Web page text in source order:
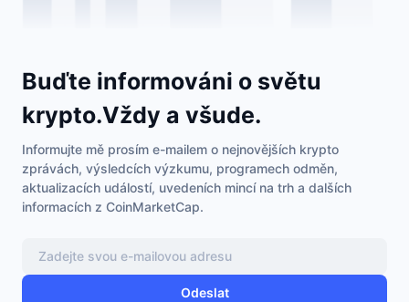
Buďte informováni o světu
krypto.Vždy a všude.
Informujte mě prosím e-mailem o nejnovějších krypto
zprávách, výsledcích výzkumu, programech odměn,
aktualizacích událostí, uvedeních mincí na trh a dalších
informacích z CoinMarketCap.
Odeslat